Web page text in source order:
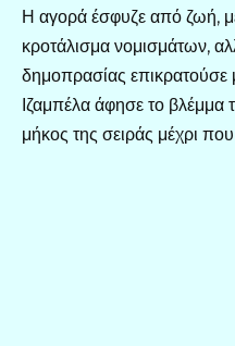
Η αγορά έσφυζε από ζωή,
κροτάλισμα νομισμάτων,
δημοπρασίας επικρατούσε
Ιζαμπέλα άφησε το βλέμμα
μήκος της σειράς μέχρι